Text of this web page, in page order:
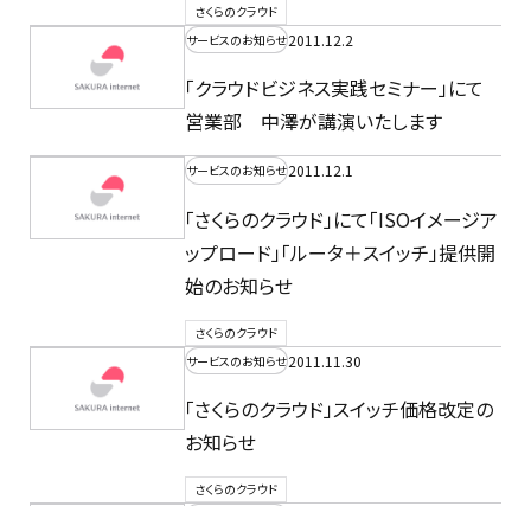
さくらのクラウド
サービスのお知らせ2011.12.2
「クラウドビジネス実践セミナー」にて
営業部 中澤が講演いたします
サービスのお知らせ2011.12.1
「さくらのクラウド」にて「ISOイメージア
ップロード」「ルータ＋スイッチ」提供開
始のお知らせ
さくらのクラウド
サービスのお知らせ2011.11.30
「さくらのクラウド」スイッチ価格改定の
お知らせ
さくらのクラウド